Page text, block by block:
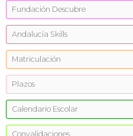
Fundación Descubre
Andalucía Skills
Matriculación
Plazos
Calendario Escolar
Convalidaciones